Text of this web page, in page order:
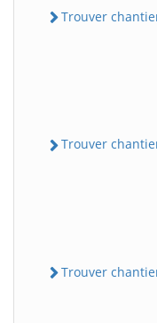
Trouver
Trouver
Trouver